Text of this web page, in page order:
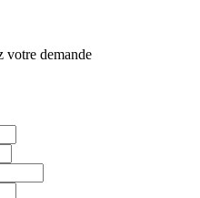
votre demande